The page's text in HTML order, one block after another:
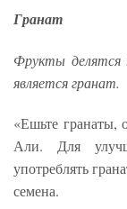
Гранат
Фрукты делятся
является гранат.
«Ешьте гранаты,
Али. Для
употреблять
семена.